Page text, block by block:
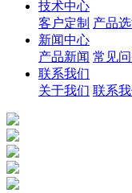
技术中心
客户定制 产品
新闻中心
产品新闻 常见
联系我们
关于我们 联系